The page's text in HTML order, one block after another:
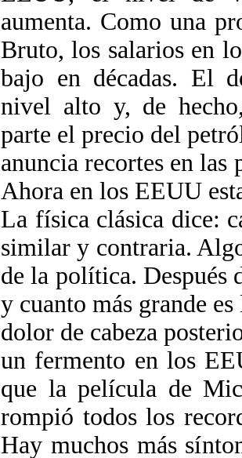
aumenta. Como una
Bruto, los salarios en
bajo en décadas. El
nivel alto y, de
parte el precio del
anuncia recortes en las
Ahora en los EEUU
La física clásica dice:
similar y contraria.
de la política. Después
y cuanto más grande
dolor de cabeza
un fermento en los
que la película de
rompió todos los
Hay muchos más